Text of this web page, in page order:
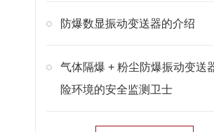
防爆数显振动变送器的介绍
气体隔爆 + 粉尘防爆振动变送
险环境的安全监测卫士